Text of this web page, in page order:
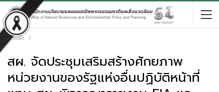
หน้าหลัก
สผ. จัดประชุมเสริมสร้างศักยภาพ
หน่วยงานของรัฐแห่งอื่นปฏิบัติหน้าที่